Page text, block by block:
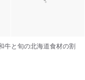
牛と旬の北海道食材の割